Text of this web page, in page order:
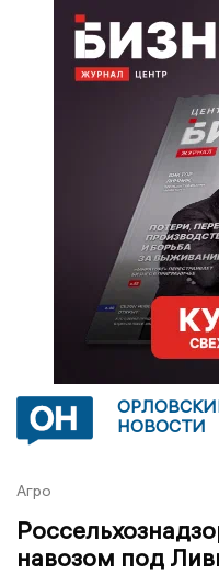
НОВОСТИ
Агро
навозом под